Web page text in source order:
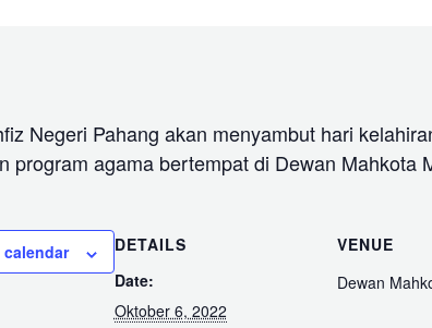
Negeri Pahang akan menyambut hari
program agama bertempat di Dewan Mahkota
DETAILS
Date:
Oktober 6, 2022
VENUE
Dewan